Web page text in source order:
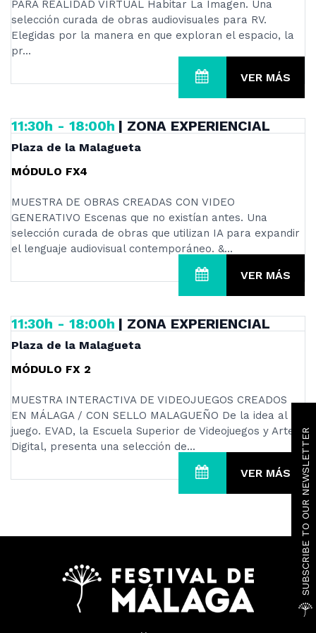
SUBSCRIBE TO OUR NEWSLETTER
PARA REALIDAD VIRTUAL Habitar La Imagen. Una
selección curada de obras audiovisuales para RV.
Elegidas por la manera en que exploran el espacio, la
pr...
VER MÁS
11:30h - 18:00h | ZONA EXPERIENCIAL
Plaza de la Malagueta
MÓDULO FX4
MUESTRA DE OBRAS CREADAS CON VIDEO
GENERATIVO Escenas que no existían antes. Una
selección curada de obras que utilizan IA para expandir
el lenguaje audiovisual contemporáneo. &...
VER MÁS
11:30h - 18:00h | ZONA EXPERIENCIAL
Plaza de la Malagueta
MÓDULO FX 2
MUESTRA INTERACTIVA DE VIDEOJUEGOS CREADOS
EN MÁLAGA / CON SELLO MALAGUEÑO De la idea al
juego. EVAD, la Escuela Superior de Videojuegos y Arte
Digital, presenta una selección de...
VER MÁS